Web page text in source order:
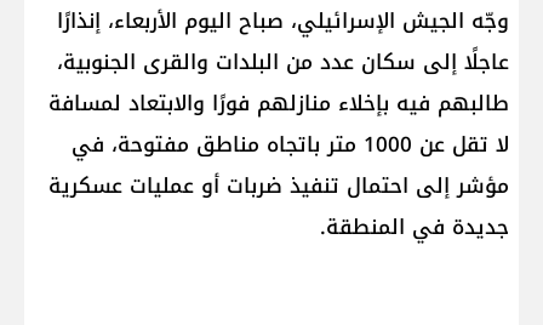
وجّه الجيش الإسرائيلي، صباح اليوم الأربعاء، إنذارًا
عاجلًا إلى سكان عدد من البلدات والقرى الجنوبية،
طالبهم فيه بإخلاء منازلهم فورًا والابتعاد لمسافة
لا تقل عن 1000 متر باتجاه مناطق مفتوحة، في
مؤشر إلى احتمال تنفيذ ضربات أو عمليات عسكرية
جديدة في المنطقة.